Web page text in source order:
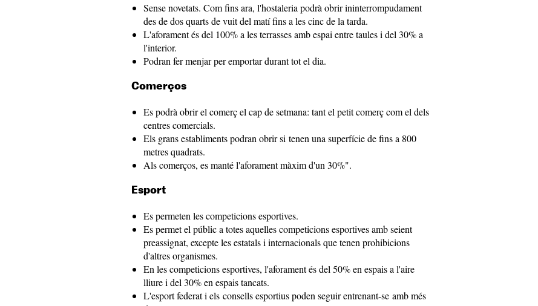
Sense novetats. Com fins ara, l'hostaleria podrà obrir ininterrompudament
des de dos quarts de vuit del matí fins a les cinc de la tarda.
L'aforament és del 100% a les terrasses amb espai entre taules i del 30% a
l'interior.
Podran fer menjar per emportar durant tot el dia.
Comerços
Es podrà obrir el comerç el cap de setmana: tant el petit comerç com el dels
centres comercials.
Els grans establiments podran obrir si tenen una superfície de fins a 800
metres quadrats.
Als comerços, es manté l'aforament màxim d'un 30%".
Esport
Es permeten les competicions esportives.
Es permet el públic a totes aquelles competicions esportives amb seient
preassignat, excepte les estatals i internacionals que tenen prohibicions
d'altres organismes.
En les competicions esportives, l'aforament és del 50% en espais a l'aire
lliure i del 30% en espais tancats.
L'esport federat i els consells esportius poden seguir entrenant-se amb més